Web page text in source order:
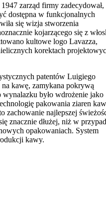
zarząd firmy zadecydował,
dostępna w funkcjonalnych
się wizja stworzenia
kojarzącego się z
kultowe logo Lavazza,
korektach
patentów Luigiego
kawę, zamykana pokrywą
było wdrożenie jako
pakowania ziaren
zachowanie najlepszej
znacznie dłużej, niż w
opakowaniach. System
kawy.